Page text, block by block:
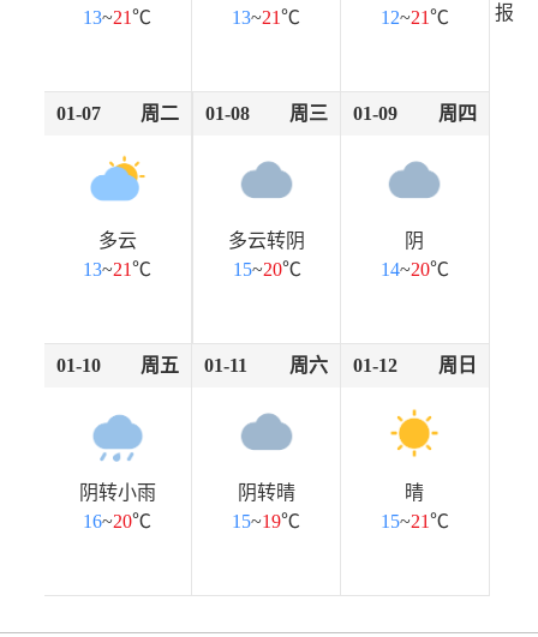
13~21℃
13~21℃
12~21℃
01-07 周二
多云
13~21℃
01-08 周三
多云转阴
15~20℃
01-09 周四
阴
14~20℃
01-10 周五
阴转小雨
16~20℃
01-11 周六
阴转晴
15~19℃
01-12 周日
晴
15~21℃
报